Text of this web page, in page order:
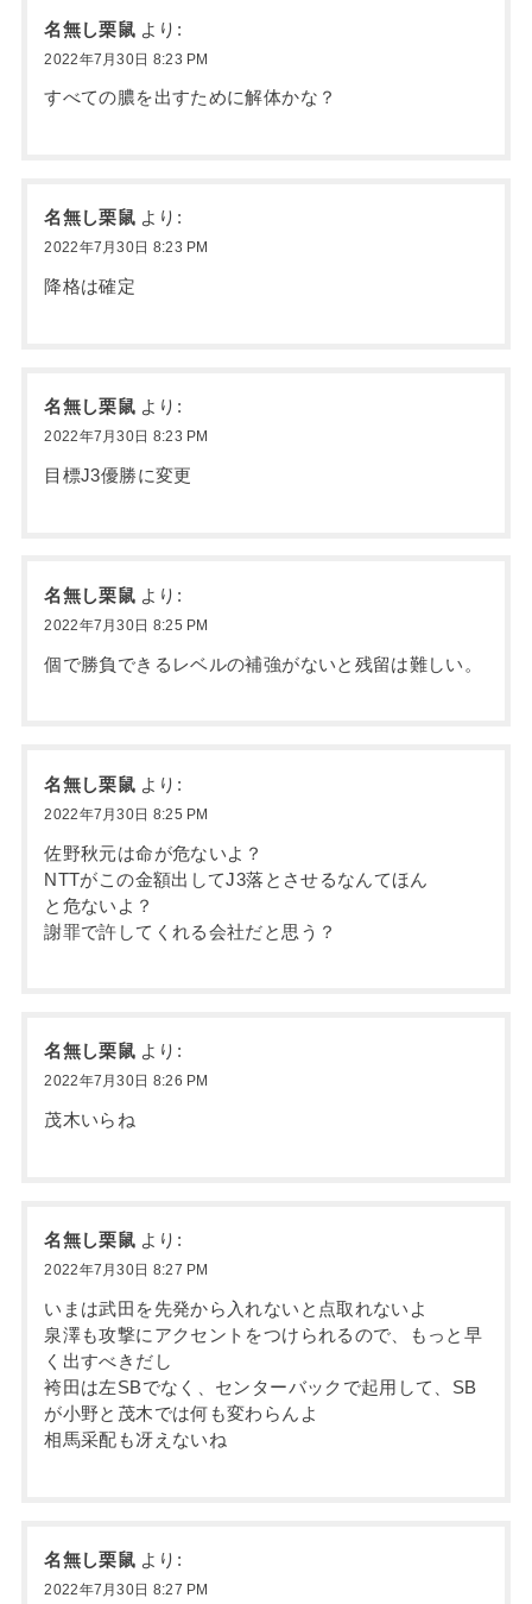
名無し栗鼠 より:
2022年7月30日 8:23 PM
すべての膿を出すために解体かな？
名無し栗鼠 より:
2022年7月30日 8:23 PM
降格は確定
名無し栗鼠 より:
2022年7月30日 8:23 PM
目標J3優勝に変更
名無し栗鼠 より:
2022年7月30日 8:25 PM
個で勝負できるレベルの補強がないと残留は難しい。
名無し栗鼠 より:
2022年7月30日 8:25 PM
佐野秋元は命が危ないよ？
NTTがこの金額出してJ3落とさせるなんてほん
と危ないよ？
謝罪で許してくれる会社だと思う？
名無し栗鼠 より:
2022年7月30日 8:26 PM
茂木いらね
名無し栗鼠 より:
2022年7月30日 8:27 PM
いまは武田を先発から入れないと点取れないよ
泉澤も攻撃にアクセントをつけられるので、もっと早
く出すべきだし
袴田は左SBでなく、センターバックで起用して、SB
が小野と茂木では何も変わらんよ
相馬采配も冴えないね
名無し栗鼠 より:
2022年7月30日 8:27 PM